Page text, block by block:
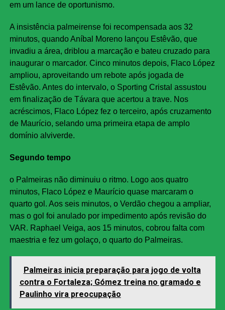
em um lance de oportunismo.
A insistência palmeirense foi recompensada aos 32
minutos, quando Aníbal Moreno lançou Estêvão, que
invadiu a área, driblou a marcação e bateu cruzado para
inaugurar o marcador. Cinco minutos depois, Flaco López
ampliou, aproveitando um rebote após jogada de
Estêvão. Antes do intervalo, o Sporting Cristal assustou
em finalização de Távara que acertou a trave. Nos
acréscimos, Flaco López fez o terceiro, após cruzamento
de Maurício, selando uma primeira etapa de amplo
domínio alviverde.
Segundo tempo
o Palmeiras não diminuiu o ritmo. Logo aos quatro
minutos, Flaco López e Maurício quase marcaram o
quarto gol. Aos seis minutos, o Verdão chegou a ampliar,
mas o gol foi anulado por impedimento após revisão do
VAR. Raphael Veiga, aos 15 minutos, cobrou falta com
maestria e fez um golaço, o quarto do Palmeiras.
Palmeiras inicia preparação para jogo de volta
contra o Fortaleza; Gómez treina no gramado e
Paulinho vira preocupação